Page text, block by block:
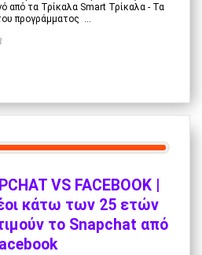
από τα Τρίκαλα Smart Τρίκαλα - Τα
προγράμματος ...
VS FACEBOOK |
κάτω των 25 ετών
το Snapchat από